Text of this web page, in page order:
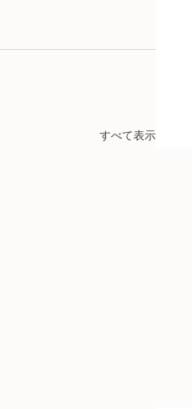
すべて表示